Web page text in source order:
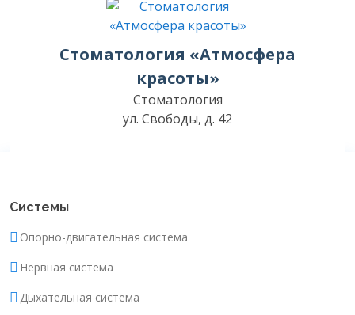
Стоматология «Атмосфера
красоты»
Стоматология
ул. Свободы, д. 42
Системы
Опорно-двигательная система
Нервная система
Дыхательная система